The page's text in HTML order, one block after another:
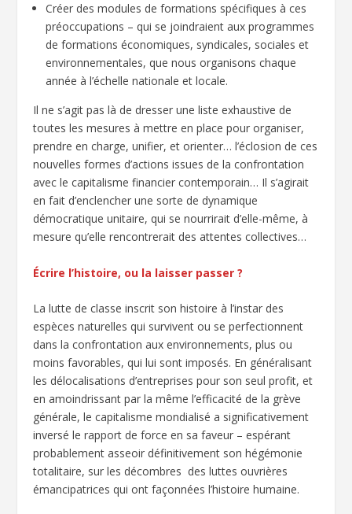
Créer des modules de formations spécifiques à ces
préoccupations – qui se joindraient aux programmes
de formations économiques, syndicales, sociales et
environnementales, que nous organisons chaque
année à l’échelle nationale et locale.
Il ne s’agit pas là de dresser une liste exhaustive de
toutes les mesures à mettre en place pour organiser,
prendre en charge, unifier, et orienter… l’éclosion de ces
nouvelles formes d’actions issues de la confrontation
avec le capitalisme financier contemporain… Il s’agirait
en fait d’enclencher une sorte de dynamique
démocratique unitaire, qui se nourrirait d’elle-même, à
mesure qu’elle rencontrerait des attentes collectives…
Écrire l’histoire, ou la laisser passer ?
La lutte de classe inscrit son histoire à l’instar des
espèces naturelles qui survivent ou se perfectionnent
dans la confrontation aux environnements, plus ou
moins favorables, qui lui sont imposés. En généralisant
les délocalisations d’entreprises pour son seul profit, et
en amoindrissant par la même l’efficacité de la grève
générale, le capitalisme mondialisé a significativement
inversé le rapport de force en sa faveur – espérant
probablement asseoir définitivement son hégémonie
totalitaire, sur les décombres des luttes ouvrières
émancipatrices qui ont façonnées l’histoire humaine.